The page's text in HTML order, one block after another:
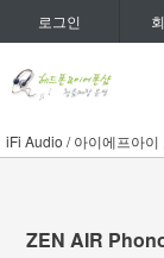
로그인
iFi Audio / 아이에프아이
ZEN AIR